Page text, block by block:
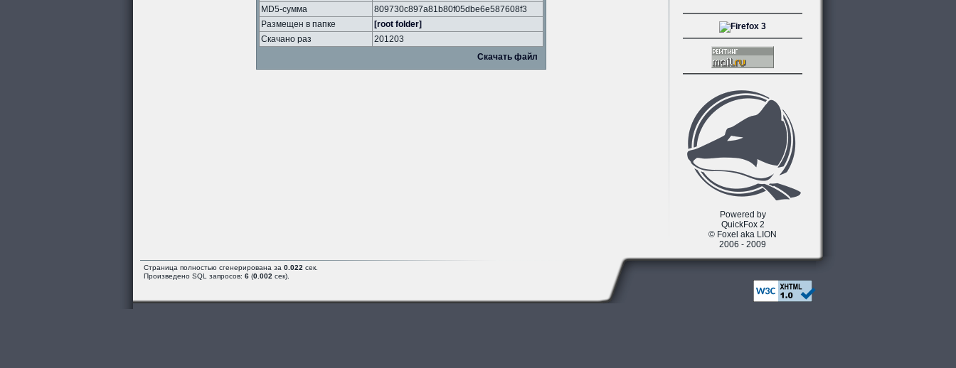
MD5-сумма
809730c897a81b80f05dbe6e587608f3
Размещен в папке
[root folder]
Скачано раз
201203
Скачать файл
Powered by
QuickFox 2
© Foxel aka LION
2006 - 2009
Страница полностью сгенерирована за 0.022 сек.
Произведено SQL запросов: 6 (0.002 сек).